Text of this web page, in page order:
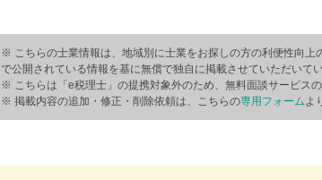
※ こちらの士業情報は、地域別に士業をお探しの方の利便性向上
で公開されている情報を基に無償で独自に掲載させていただいてい
※ こちらは「e税理士」の提携対象外のため、無料面談サービスの
※ 掲載内容の追加・修正・削除依頼は、こちらの専用フォームよ